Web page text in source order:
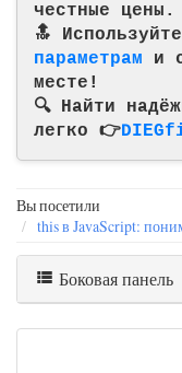
честные цены.
🔝
параметрам и
месте!
🔍 Найти
легко 👉
Вы посетили
this в JavaScript:
Боковая панель